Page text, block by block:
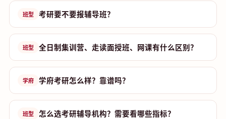
班型 考研要不要报辅导班？
班型 全日制集训营、走读面授班、网课有什么区别？
学府 学府考研怎么样？靠谱吗？
班型 怎么选考研辅导机构？需要看哪些指标？